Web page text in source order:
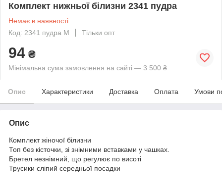
Комплект нижньої білизни 2341 пудра
Немає в наявності
Код: 2341 пудра М
Тільки опт
94 ₴
Мінімальна сума замовлення на сайті — 3 500 ₴
Опис Характеристики Доставка Оплата Умови
Опис
Комплект жіночої білизни
Топ без кісточки, зі знімними вставками у чашках.
Бретел незнімний, що регулює по висоті
Трусики сліпий середньої посадки